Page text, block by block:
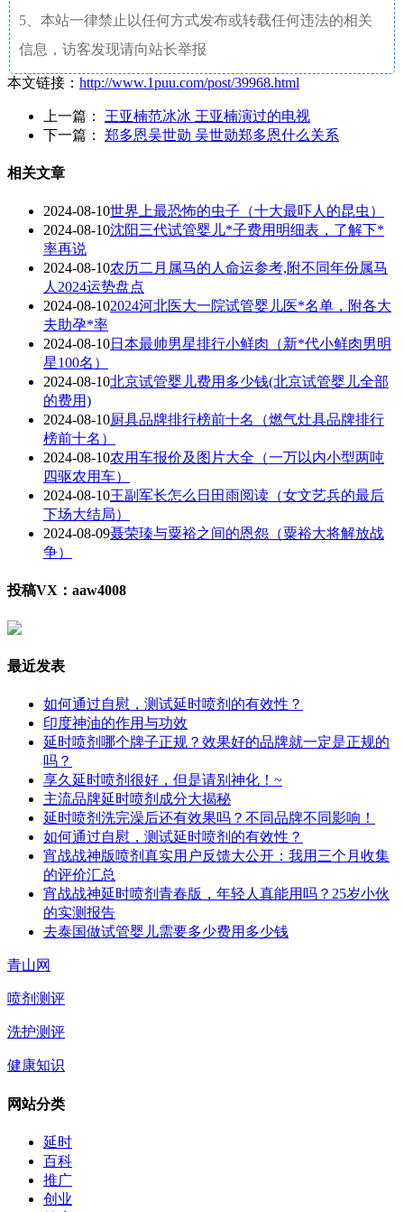
5、本站一律禁止以任何方式发布或转载任何违法的相关
信息，访客发现请向站长举报
本文链接： http://www.1puu.com/post/39968.html
上一篇： 王亚楠范冰冰 王亚楠演过的电视
下一篇： 郑多恩吴世勋 吴世勋郑多恩什么关系
相关文章
2024-08-10世界上最恐怖的虫子（十大最吓人的昆虫）
2024-08-10沈阳三代试管婴儿*子费用明细表，了解下*
率再说
2024-08-10农历二月属马的人命运参考,附不同年份属马
人2024运势盘点
2024-08-102024河北医大一院试管婴儿医*名单，附各大
夫助孕*率
2024-08-10日本最帅男星排行小鲜肉（新*代小鲜肉男明
星100名）
2024-08-10北京试管婴儿费用多少钱(北京试管婴儿全部
的费用)
2024-08-10厨具品牌排行榜前十名（燃气灶具品牌排行
榜前十名）
2024-08-10农用车报价及图片大全（一万以内小型两吨
四驱农用车）
2024-08-10王副军长怎么日田雨阅读（女文艺兵的最后
下场大结局）
2024-08-09聂荣瑧与粟裕之间的恩怨（粟裕大将解放战
争）
投稿VX：aaw4008
最近发表
如何通过自慰，测试延时喷剂的有效性？
印度神油的作用与功效
延时喷剂哪个牌子正规？效果好的品牌就一定是正规的
吗？
享久延时喷剂很好，但是请别神化！~
主流品牌延时喷剂成分大揭秘
延时喷剂洗完澡后还有效果吗？不同品牌不同影响！
如何通过自慰，测试延时喷剂的有效性？
宵战战神版喷剂真实用户反馈大公开：我用三个月收集
的评价汇总
宵战战神延时喷剂青春版，年轻人真能用吗？25岁小伙
的实测报告
去泰国做试管婴儿需要多少费用多少钱
青山网
喷剂测评
洗护测评
健康知识
网站分类
延时
百科
推广
创业